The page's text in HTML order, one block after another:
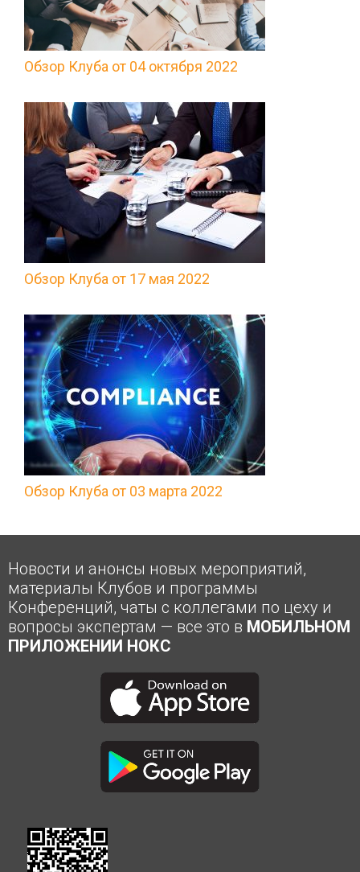
Обзор Клуба от 04 октября 2022
Обзор Клуба от 17 мая 2022
Обзор Клуба от 03 марта 2022
Новости и анонсы новых мероприятий,
материалы Клубов и программы
Конференций, чаты с коллегами по цеху и
вопросы экспертам — все это в МОБИЛЬНОМ
ПРИЛОЖЕНИИ НОКС